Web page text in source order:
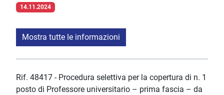
14.11.2024
Mostra tutte le informazioni
Rif. 48417 - Procedura selettiva per la copertura di n. 1
posto di Professore universitario – prima fascia – da